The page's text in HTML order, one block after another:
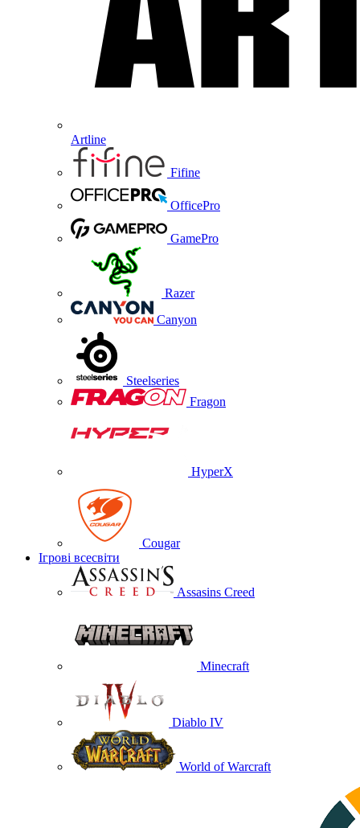
Artline
Fifine
OfficePro
GamePro
Razer
Canyon
Steelseries
Fragon
HyperX
Cougar
Ігрові всесвіти
Assasins Creed
Minecraft
Diablo IV
World of Warcraft